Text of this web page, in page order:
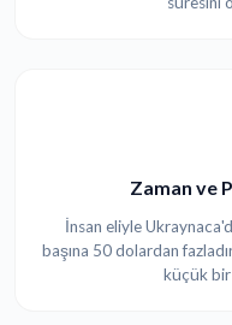
Zaman ve
İnsan eliyle
başına 50 dolardan
küçük bir